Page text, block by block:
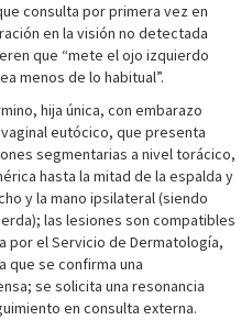
consulta por primera vez en
en la visión no detectada
que “mete el ojo izquierdo
menos de lo habitual”.
hija única, con embarazo
eutócico, que presenta
segmentarias a nivel torácico,
hasta la mitad de la espalda y
y la mano ipsilateral (siendo
las lesiones son compatibles
por el Servicio de Dermatología,
que se confirma una
se solicita una resonancia
en consulta externa.